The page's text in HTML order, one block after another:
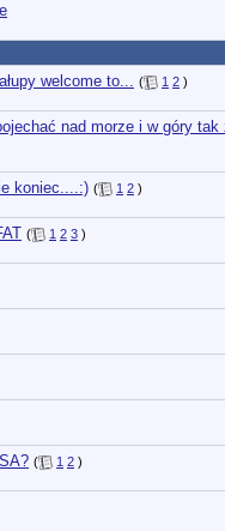
welcome to... ( 1 2 )
nad morze i w góry tak
koniec....:) ( 1 2 )
( 1 2 3 )
( 1 2 )